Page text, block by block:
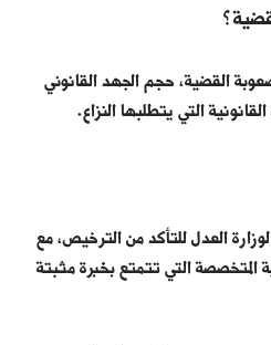
القضية، حجم الجهد القانوني
التي يتطلبها النزاع.
العدل للتأكد من الترخيص، مع
المتخصصة التي تتمتع بخبرة مثبتة